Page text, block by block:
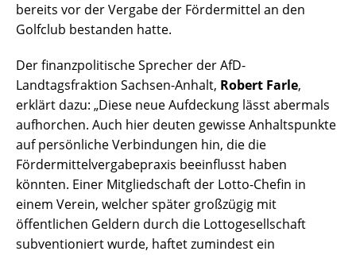
bereits vor der Vergabe der Fördermittel an den
Golfclub bestanden hatte.
Der finanzpolitische Sprecher der AfD-
Landtagsfraktion Sachsen-Anhalt, Robert Farle,
erklärt dazu: „Diese neue Aufdeckung lässt abermals
aufhorchen. Auch hier deuten gewisse Anhaltspunkte
auf persönliche Verbindungen hin, die die
Fördermittelvergabepraxis beeinflusst haben
könnten. Einer Mitgliedschaft der Lotto-Chefin in
einem Verein, welcher später großzügig mit
öffentlichen Geldern durch die Lottogesellschaft
subventioniert wurde, haftet zumindest ein